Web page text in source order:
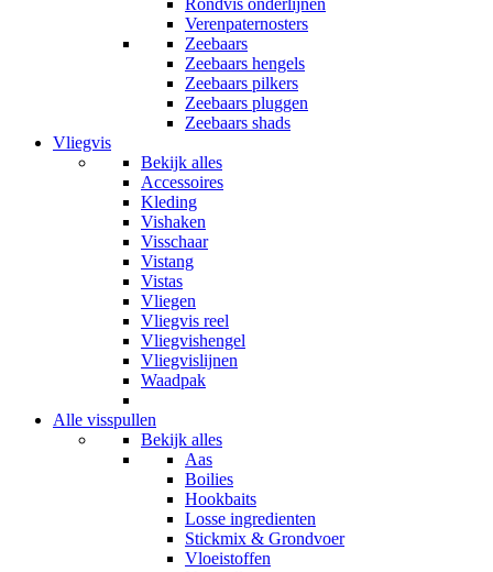
Rondvis onderlijnen
Verenpaternosters
Zeebaars
Zeebaars hengels
Zeebaars pilkers
Zeebaars pluggen
Zeebaars shads
Vliegvis
Bekijk alles
Accessoires
Kleding
Vishaken
Visschaar
Vistang
Vistas
Vliegen
Vliegvis reel
Vliegvishengel
Vliegvislijnen
Waadpak
Alle visspullen
Bekijk alles
Aas
Boilies
Hookbaits
Losse ingredienten
Stickmix & Grondvoer
Vloeistoffen